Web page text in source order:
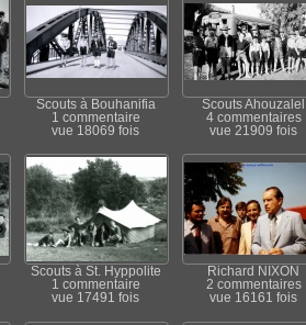
Scouts à Bouhanifia
1 commentaire
vue 18069 fois
Scouts Ahouzalel
4 commentaires
vue 21909 fois
Scouts à St. Hyppolite
1 commentaire
vue 17491 fois
Richard NIXON
2 commentaires
vue 16161 fois